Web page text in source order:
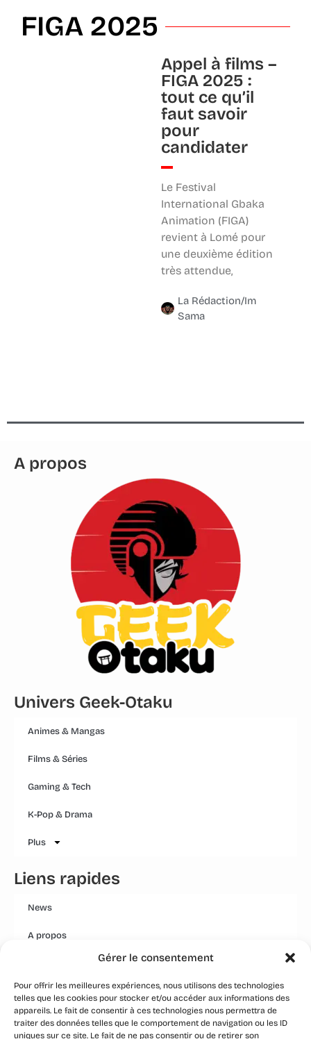
Gérer le consentement
Pour offrir les meilleures expériences, nous utilisons des technologies
telles que les cookies pour stocker et/ou accéder aux informations des
appareils. Le fait de consentir à ces technologies nous permettra de
traiter des données telles que le comportement de navigation ou les ID
uniques sur ce site. Le fait de ne pas consentir ou de retirer son
FIGA 2025
Appel à films –
FIGA 2025 :
tout ce qu’il
faut savoir
pour
candidater
Le Festival
International Gbaka
Animation (FIGA)
revient à Lomé pour
une deuxième édition
très attendue,
La Rédaction/Im
Sama
A propos
Univers Geek-Otaku
Animes & Mangas
Films & Séries
Gaming & Tech
K-Pop & Drama
Plus
Liens rapides
News
A propos
Mentions légales
Conditions générales
Politique Qualité Groupe